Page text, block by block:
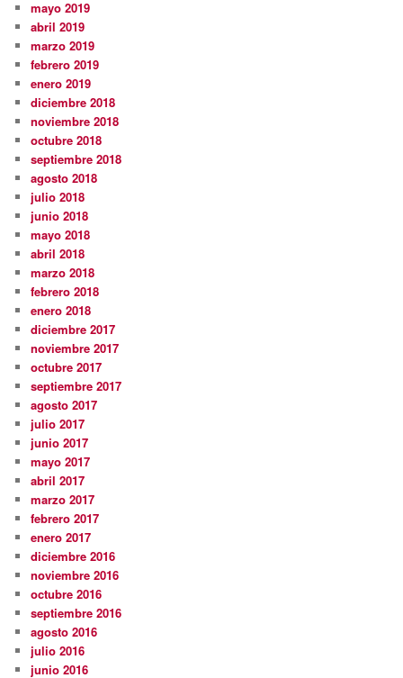
mayo 2019
abril 2019
marzo 2019
febrero 2019
enero 2019
diciembre 2018
noviembre 2018
octubre 2018
septiembre 2018
agosto 2018
julio 2018
junio 2018
mayo 2018
abril 2018
marzo 2018
febrero 2018
enero 2018
diciembre 2017
noviembre 2017
octubre 2017
septiembre 2017
agosto 2017
julio 2017
junio 2017
mayo 2017
abril 2017
marzo 2017
febrero 2017
enero 2017
diciembre 2016
noviembre 2016
octubre 2016
septiembre 2016
agosto 2016
julio 2016
junio 2016